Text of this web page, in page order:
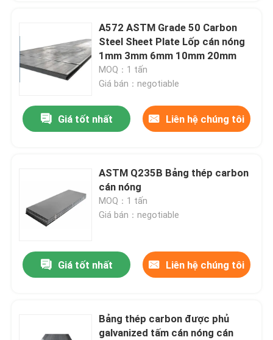
A572 ASTM Grade 50 Carbon
Steel Sheet Plate Lốp cán nóng
1mm 3mm 6mm 10mm 20mm
MOQ：1 tấn
Giá bán：negotiable
Giá tốt nhất Liên hệ chúng tôi
ASTM Q235B Bảng thép carbon
cán nóng
MOQ：1 tấn
Giá bán：negotiable
Giá tốt nhất Liên hệ chúng tôi
Bảng thép carbon được phủ
galvanized tấm cán nóng cán